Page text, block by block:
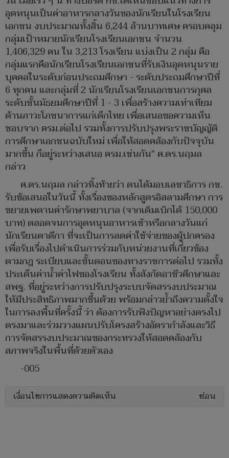
อุดหนุนเป็นค่าอาหารกลางวันของนักเรียนในโรงเรียน
เอกชน งบประมาณทั้งสิ้น 6,244 ล้านบาทเศษ ครอบคลุม
กลุ่มเป้าหมายนักเรียนโรงเรียนเอกชน จำนวน
1,406,329 คน ใน 3,213 โรงเรียน แบ่งเป็น 2 กลุ่ม คือ
กลุ่มแรกคือนักเรียนโรงเรียนเอกชนที่รับเงินอุดหนุนราย
บุคคลในระดับก่อนประถมศึกษา - ระดับประถมศึกษาปีที่
6 ทุกคน และกลุ่มที่ 2 นักเรียนโรงเรียนเอกชนการกุศล
ระดับชั้นมัธยมศึกษาปีที่ 1 - 3 เพื่อสร้างความเท่าเทียม
ด้านภาวะโภชนาการแก่เด็กไทย เพื่อเสนอขอความเห็น
ชอบจาก ครม.ต่อไป รวมทั้งการปรับปรุงพระราชบัญญัติ
การศึกษาเอกชนฉบับใหม่ เพื่อให้สอดคล้องกับปัจจุบัน
มากขึ้น ก็อยู่ระหว่างเสนอ ครม.เช่นกัน" ศ.ดร.นฤมล
กล่าว
ศ.ดร.นฤมล กล่าวทิ้งท้ายว่า ตนได้มอบเลขาธิการ กช.
รับข้อเสนอในวันนี้ ทั้งเรื่องของหลักสูตรอิสลามศึกษา การ
ขยายเพดานค่ารักษาพยาบาล (จากเดิมเบิกได้ 150,000
บาท) ตลอดจนการอุดหนุนอาหารเช้าหรือกลางวันแก่
นักเรียนตาดีกา ที่จะเป็นการลดค่าใช้จ่ายของผู้ปกครอง
เพื่อรับเรื่องไปดำเนินการร่วมกับหน่วยงานที่เกี่ยวข้อง
ตามกฎ ระเบียบและขั้นตอนของทางราชการต่อไป รวมทั้ง
ประเด็นค่าน้ำค่าไฟของโรงเรียน ทั้งสังกัดอาชีวศึกษาและ
สพฐ. ที่อยู่ระหว่างการปรับปรุงระบบจัดสรรงบประมาณ
ให้มีประสิทธิภาพมากขึ้นด้วย พร้อมกล่าวย้ำถึงความตั้งใจ
ในการลงพื้นที่ครั้งนี้ ว่า ต้องการรับฟังปัญหาอย่างตรงไป
ตรงมาและร่วมวางแผนปรับโครงสร้างอัตรากำลังและวิธี
การจัดสรรงบประมาณของกระทรวงให้สอดคล้องกับ
สภาพจริงในพื้นที่ด้วยตัวเอง
-005
เงื่อนไขการแสดงความคิดเห็น ซ่อน